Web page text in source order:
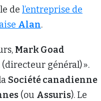
de l’entreprise de
Alan.
Mark Goad
général) ».
Société canadienne
(ou Assuris). Le